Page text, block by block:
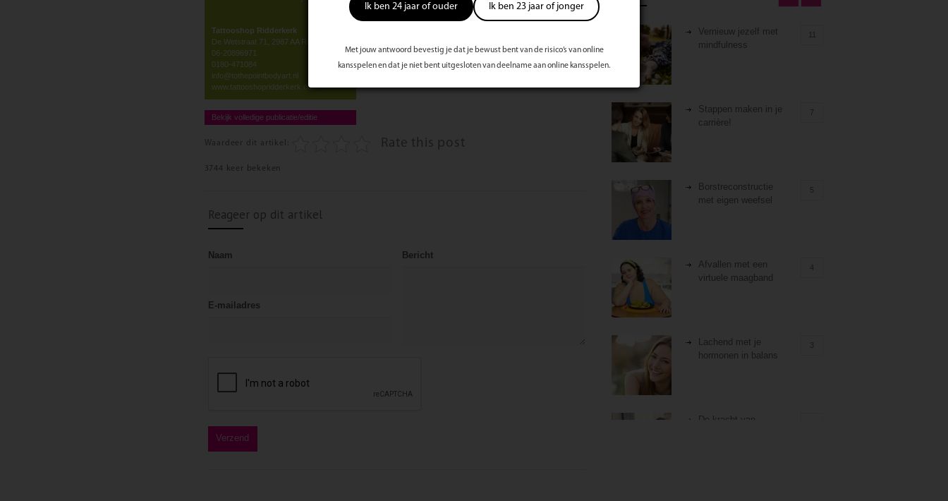
Ik ben 24 jaar of ouder Ik ben 23 jaar of jonger
Met jouw antwoord bevestig je dat je bewust bent van de risico’s van online
kansspelen en dat je niet bent uitgesloten van deelname aan online kansspelen.
Tattooshop Ridderkerk
De Wetstraat 71, 2987 AA Ridderkerk
06-20896971
0180-471084
info@tothepointbodyart.nl
www.tattooshopridderkerk.com
Bekijk volledige publicatie/editie
Waardeer dit artikel: Rate this post
3744 keer bekeken
Reageer op dit artikel
Naam
E-mailadres
Bericht
Vernieuw jezelf met
mindfulness
Stappen maken in je
carrière!
7
Borstreconstructie
met eigen weefsel
5
Afvallen met een
virtuele maagband
4
Lachend met je
hormonen in balans
3
De kracht van